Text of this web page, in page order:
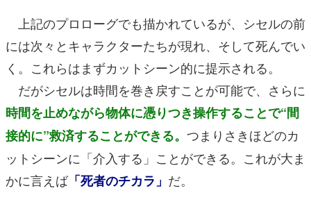
上記のプロローグでも描かれているが、シセルの前
には次々とキャラクターたちが現れ、そして死んでい
く。これらはまずカットシーン的に提示される。
だがシセルは時間を巻き戻すことが可能で、さらに
時間を止めながら物体に憑りつき操作することで“間
接的に”救済することができる。 つまりさきほどのカ
ットシーンに「介入する」ことができる。これが大ま
かに言えば「死者のチカラ」 だ。